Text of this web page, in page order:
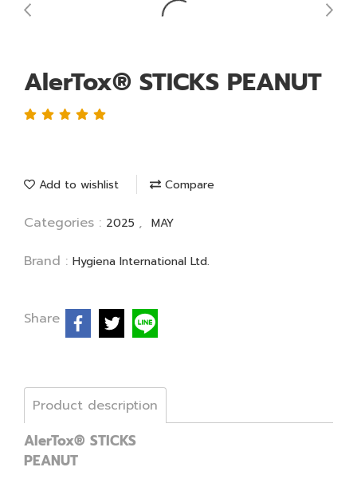
AlerTox® STICKS PEANUT
Add to wishlist Compare
Categories : 2025 , MAY
Brand : Hygiena International Ltd.
Share
Product description
AlerTox® STICKS
PEANUT